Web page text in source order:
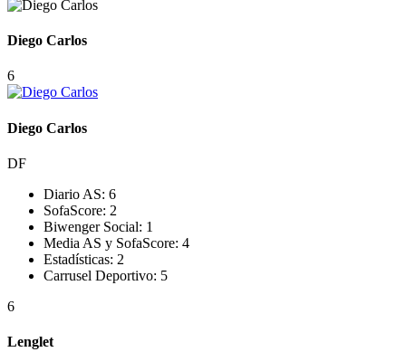
Diego Carlos
6
Diego Carlos
DF
Diario AS: 6
SofaScore: 2
Biwenger Social: 1
Media AS y SofaScore: 4
Estadísticas: 2
Carrusel Deportivo: 5
6
Lenglet